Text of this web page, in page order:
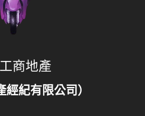
商地產
經紀有限公司）